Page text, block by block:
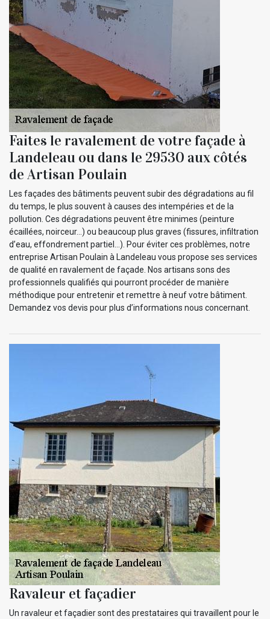
Faites le ravalement de votre façade à
Landeleau ou dans le 29530 aux côtés
de Artisan Poulain
Les façades des bâtiments peuvent subir des dégradations au fil
du temps, le plus souvent à causes des intempéries et de la
pollution. Ces dégradations peuvent être minimes (peinture
écaillées, noirceur…) ou beaucoup plus graves (fissures, infiltration
d’eau, effondrement partiel…). Pour éviter ces problèmes, notre
entreprise Artisan Poulain à Landeleau vous propose ses services
de qualité en ravalement de façade. Nos artisans sons des
professionnels qualifiés qui pourront procéder de manière
méthodique pour entretenir et remettre à neuf votre bâtiment.
Demandez vos devis pour plus d’informations nous concernant.
Ravaleur et façadier
Un ravaleur et façadier sont des prestataires qui travaillent pour le